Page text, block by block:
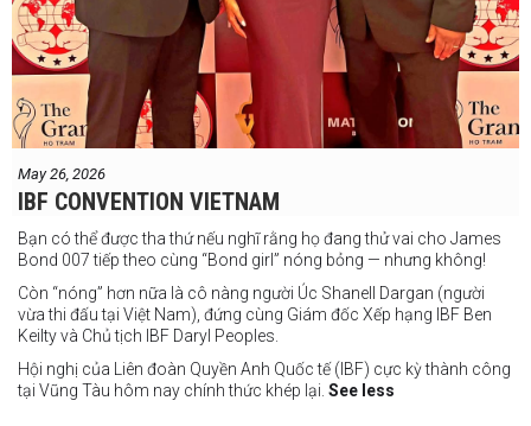
May 26, 2026
IBF CONVENTION VIETNAM
Bạn có thể được tha thứ nếu nghĩ rằng họ đang thử vai cho James
Bond 007 tiếp theo cùng “Bond girl” nóng bỏng — nhưng không!
Còn “nóng” hơn nữa là cô nàng người Úc Shanell Dargan (người
vừa thi đấu tại Việt Nam), đứng cùng Giám đốc Xếp hạng IBF Ben
Keilty và Chủ tịch IBF Daryl Peoples.
Hội nghị của Liên đoàn Quyền Anh Quốc tế (IBF) cực kỳ thành công
tại Vũng Tàu hôm nay chính thức khép lại. See less